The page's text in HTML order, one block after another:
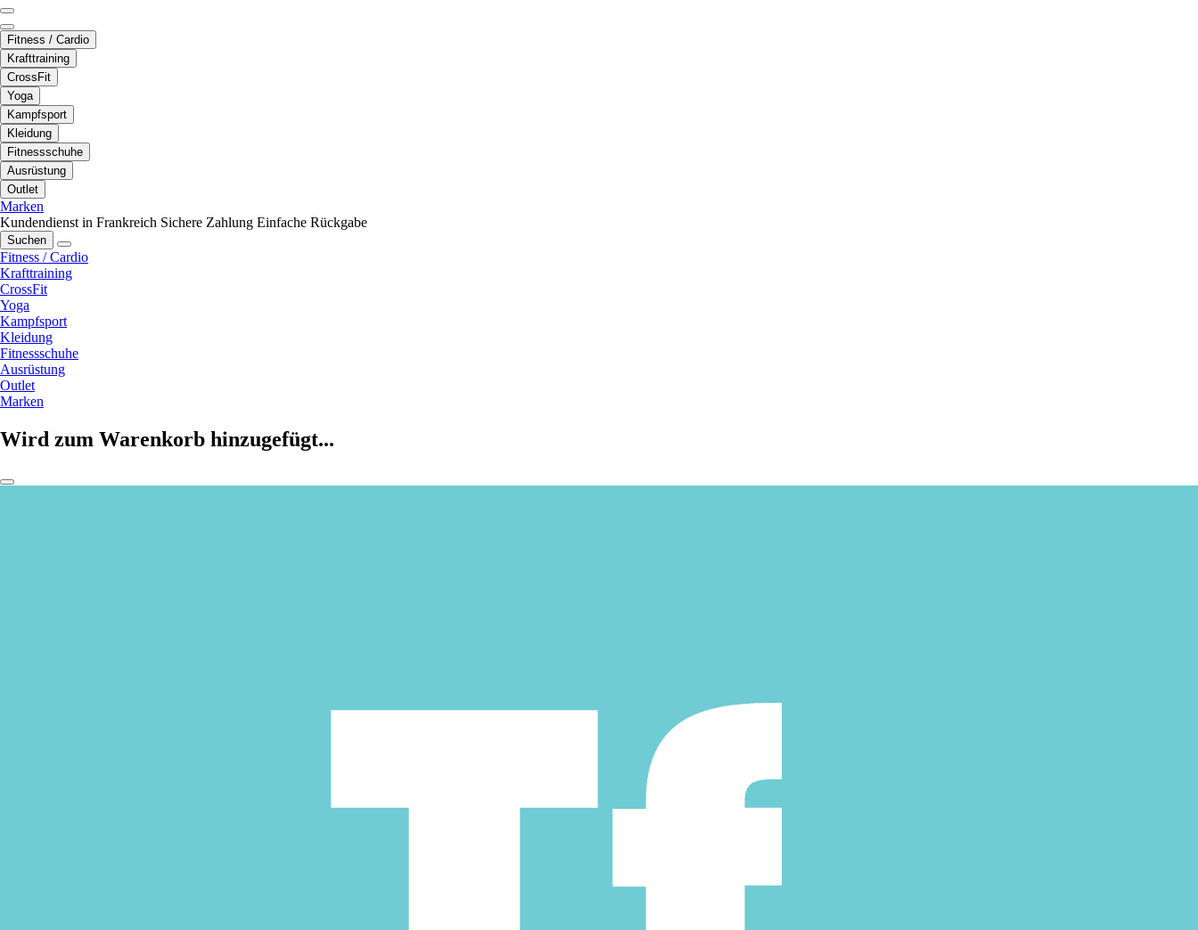
Fitness / Cardio
Krafttraining
CrossFit
Yoga
Kampfsport
Kleidung
Fitnessschuhe
Ausrüstung
Outlet
Marken
Kundendienst in Frankreich Sichere Zahlung Einfache Rückgabe
Suchen
Fitness / Cardio
Krafttraining
CrossFit
Yoga
Kampfsport
Kleidung
Fitnessschuhe
Ausrüstung
Outlet
Marken
Wird zum Warenkorb hinzugefügt...